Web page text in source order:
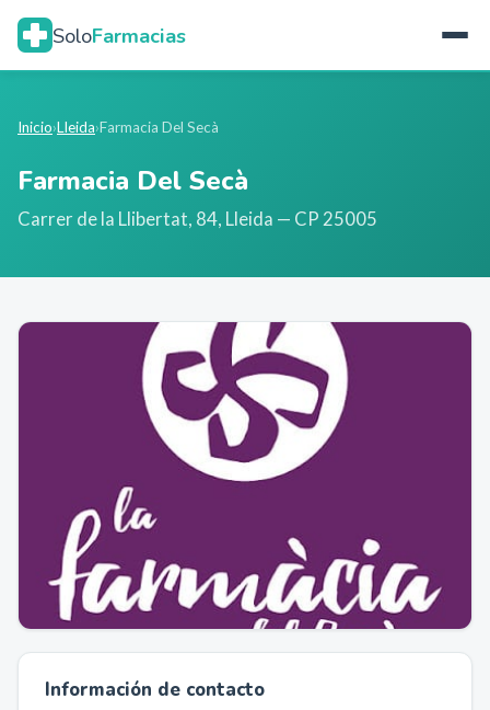
SoloFarmacias
Inicio›Lleida›Farmacia Del Secà
Farmacia Del Secà
Carrer de la Llibertat, 84, Lleida — CP 25005
Información de contacto